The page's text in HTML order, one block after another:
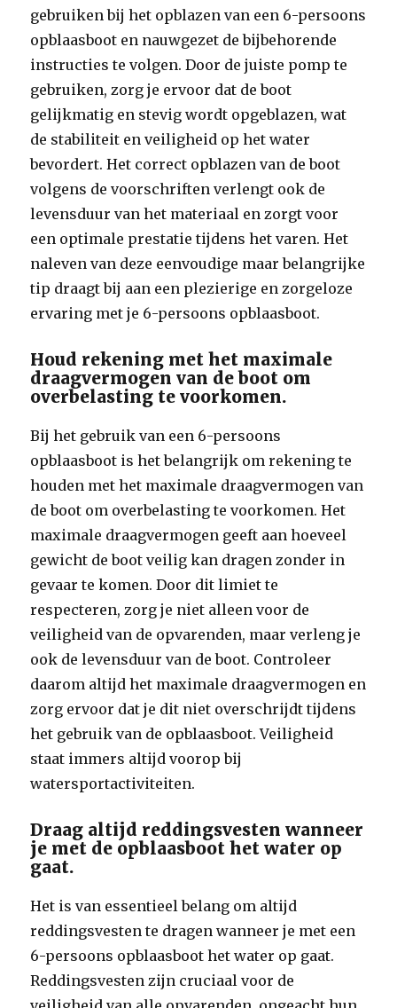
gebruiken bij het opblazen van een 6-persoons
opblaasboot en nauwgezet de bijbehorende
instructies te volgen. Door de juiste pomp te
gebruiken, zorg je ervoor dat de boot
gelijkmatig en stevig wordt opgeblazen, wat
de stabiliteit en veiligheid op het water
bevordert. Het correct opblazen van de boot
volgens de voorschriften verlengt ook de
levensduur van het materiaal en zorgt voor
een optimale prestatie tijdens het varen. Het
naleven van deze eenvoudige maar belangrijke
tip draagt bij aan een plezierige en zorgeloze
ervaring met je 6-persoons opblaasboot.
Houd rekening met het maximale
draagvermogen van de boot om
overbelasting te voorkomen.
Bij het gebruik van een 6-persoons
opblaasboot is het belangrijk om rekening te
houden met het maximale draagvermogen van
de boot om overbelasting te voorkomen. Het
maximale draagvermogen geeft aan hoeveel
gewicht de boot veilig kan dragen zonder in
gevaar te komen. Door dit limiet te
respecteren, zorg je niet alleen voor de
veiligheid van de opvarenden, maar verleng je
ook de levensduur van de boot. Controleer
daarom altijd het maximale draagvermogen en
zorg ervoor dat je dit niet overschrijdt tijdens
het gebruik van de opblaasboot. Veiligheid
staat immers altijd voorop bij
watersportactiviteiten.
Draag altijd reddingsvesten wanneer
je met de opblaasboot het water op
gaat.
Het is van essentieel belang om altijd
reddingsvesten te dragen wanneer je met een
6-persoons opblaasboot het water op gaat.
Reddingsvesten zijn cruciaal voor de